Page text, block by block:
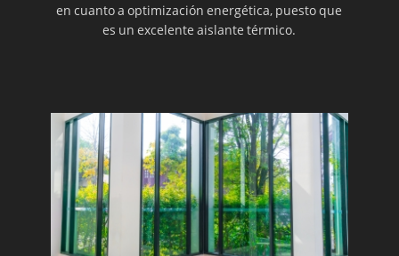
en cuanto a optimización energética, puesto que
es un excelente aislante térmico.